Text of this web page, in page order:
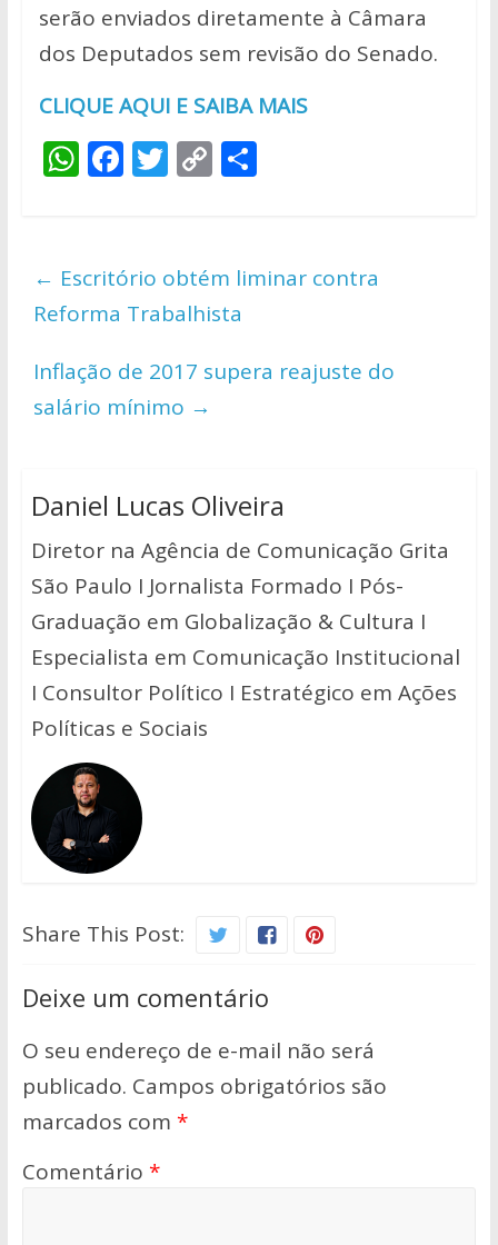
serão enviados diretamente à Câmara
dos Deputados sem revisão do Senado.
CLIQUE AQUI E SAIBA MAIS
W
s
A
p
p
F
b
o
o
k
T
er
C
y
Li
n
k
S
e
← Escritório obtém liminar contra
Reforma Trabalhista
Inflação de 2017 supera reajuste do
salário mínimo →
Daniel Lucas Oliveira
Diretor na Agência de Comunicação Grita
São Paulo I Jornalista Formado I Pós-
Graduação em Globalização & Cultura I
Especialista em Comunicação Institucional
I Consultor Político I Estratégico em Ações
Políticas e Sociais
Share This Post:
Deixe um comentário
O seu endereço de e-mail não será
publicado. Campos obrigatórios são
marcados com *
Comentário *